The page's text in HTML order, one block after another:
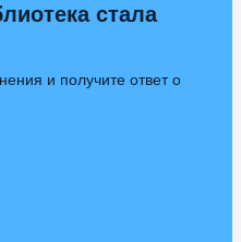
стала
и получите ответ о